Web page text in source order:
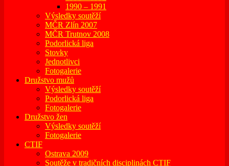
1990 – 1991
Výsledky soutěží
MČR Zlín 2007
MČR Trutnov 2008
Podorlická liga
Stovky
Jednotlivci
Fotogalerie
Družstvo mužů
Výsledky soutěží
Podorlická liga
Fotogalerie
Družstvo žen
Výsledky soutěží
Fotogalerie
CTIF
Ostrava 2009
Soutěže v tradičních disciplinách CTIF